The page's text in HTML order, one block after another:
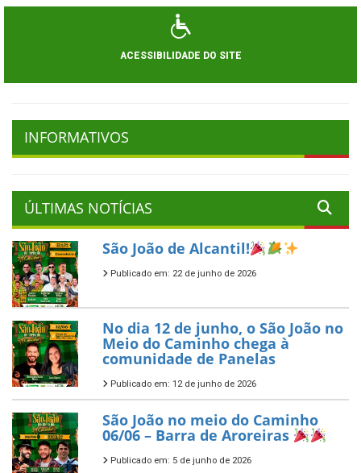
ACESSIBILIDADE DO SITE
INFORMATIVOS
ÚLTIMAS NOTÍCIAS
São João de Alcantil!
Publicado em: 22 de junho de 2026
No dia 12 de junho, o São João no
Meio do Caminho chega à
comunidade de Panelas
Publicado em: 12 de junho de 2026
São João no meio do Caminho
06/06 – Barra de Aroreiras
Publicado em: 5 de junho de 2026